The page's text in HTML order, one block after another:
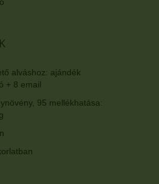
alváshoz: ajándék
+ 8 email
95 mellékhatása: